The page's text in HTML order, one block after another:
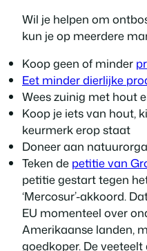
Wil je helpen om
kun je op meerdere
Koop geen of minder
Eet minder dierlijke
Wees zuinig met hout
Koop je iets van hout,
keurmerk erop staat
Doneer aan
Teken de petitie van
petitie gestart tegen
‘Mercosur’-akkoord.
EU momenteel over
Amerikaanse landen,
goedkoper. De